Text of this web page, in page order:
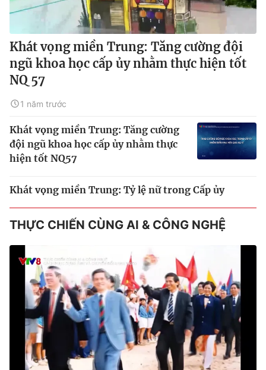
Khát vọng miền Trung: Tăng cường đội
ngũ khoa học cấp ủy nhằm thực hiện tốt
NQ 57
1 năm trước
Khát vọng miền Trung: Tăng cường
đội ngũ khoa học cấp ủy nhằm thực
hiện tốt NQ57
Khát vọng miền Trung: Tỷ lệ nữ trong Cấp ủy
THỰC CHIẾN CÙNG AI & CÔNG NGHỆ